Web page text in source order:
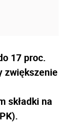
17 proc.
zwiększenie
składki na